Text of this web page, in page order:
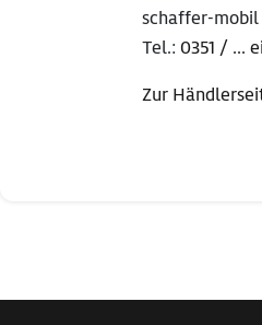
schaffer-mobil
Tel.: 0351 / ...
Zur